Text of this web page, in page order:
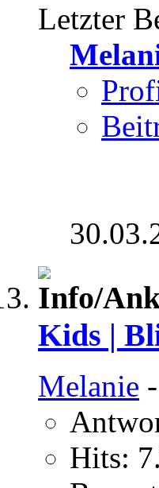
Letzter
Kids |
Melanie
Hits: